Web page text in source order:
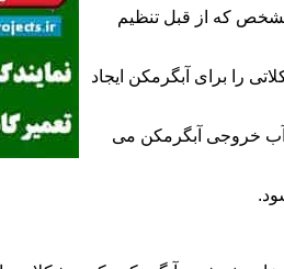
که از قبل تنظیم
را برای آبگرمکن ایجاد
آب خروجی آبگرمکن می